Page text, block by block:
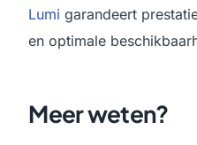
Lumi garandeert
en optimale
Meer weten?